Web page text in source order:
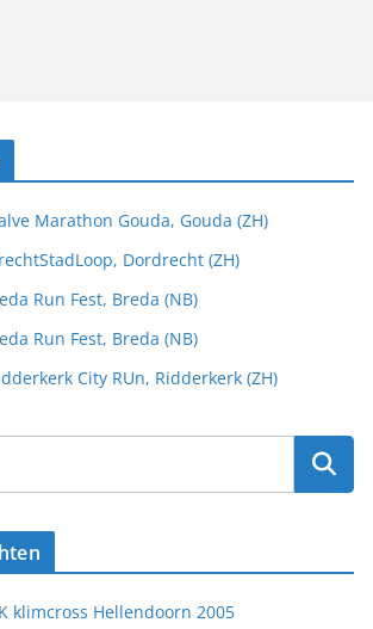
Marathon Gouda, Gouda (ZH)
Dordrecht (ZH)
Run Fest, Breda (NB)
Run Fest, Breda (NB)
City RUn, Ridderkerk (ZH)
klimcross Hellendoorn 2005